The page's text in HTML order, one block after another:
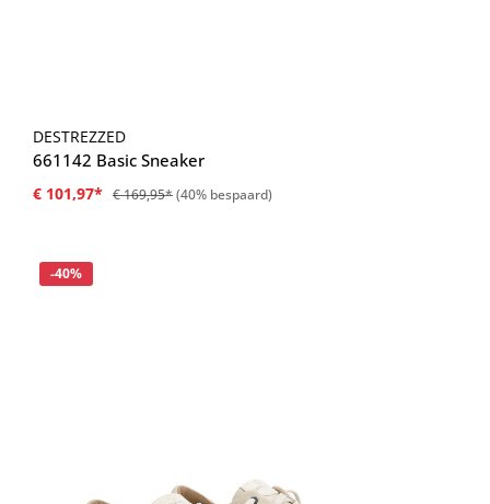
DESTREZZED
661142 Basic Sneaker
€ 101,97* € 169,95*(40% bespaard)
Korting
-40%